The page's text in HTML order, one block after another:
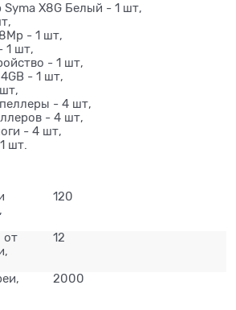
Syma X8G Белый - 1 шт,
- 1 шт,
1 шт,
- 1 шт,
- 1 шт,
- 4 шт,
- 4 шт,
- 4 шт,
шт.
120
от
12
2000